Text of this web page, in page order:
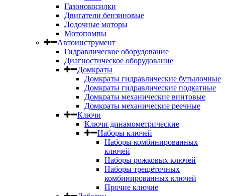
Газонокосилки
Двигатели бензиновые
Лодочные моторы
Мотопомпы
Автоинструмент
Гидравлическое оборудование
Диагностическое оборудование
Домкраты
Домкраты гидравлические бутылочные
Домкраты гидравлические подкатные
Домкраты механические винтовые
Домкраты механические реечные
Ключи
Ключи динамометрические
Наборы ключей
Наборы комбинированных
ключей
Наборы рожковых ключей
Наборы трещёточных
комбинированных ключей
Прочие ключие